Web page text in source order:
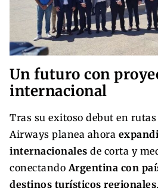
Un futuro con
internacional
Tras su exitoso debut en
Airways planea ahora
internacionales de corta y
conectandoArgentina con
destinos turísticos regionales.